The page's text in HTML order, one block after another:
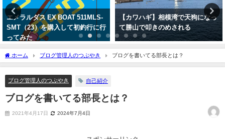
エメラルダス EX BOAT 511MLS-
SMT（23）を購入して初釣行に行
ってみた
【カワハギ】相模湾で天狗になっ
て勝山で叩きのめされる
ホーム ブログ管理人のつぶやき ブログを書いてる部長とは？
ブログ管理人のつぶやき 自己紹介
ブログを書いてる部長とは？
2021年4月17日 2024年7月4日